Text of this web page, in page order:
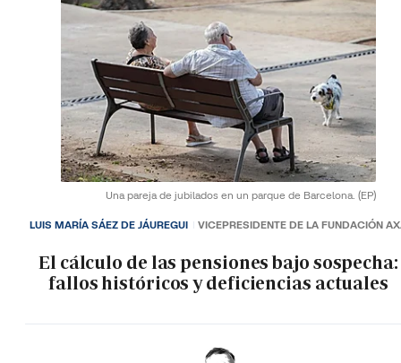
Una pareja de jubilados en un parque de Barcelona. (EP)
El cálculo de las pensiones bajo sospecha:
fallos históricos y deficiencias actuales
LUIS MARÍA SÁEZ DE JÁUREGUI VICEPRESIDENTE DE LA FUNDACIÓN